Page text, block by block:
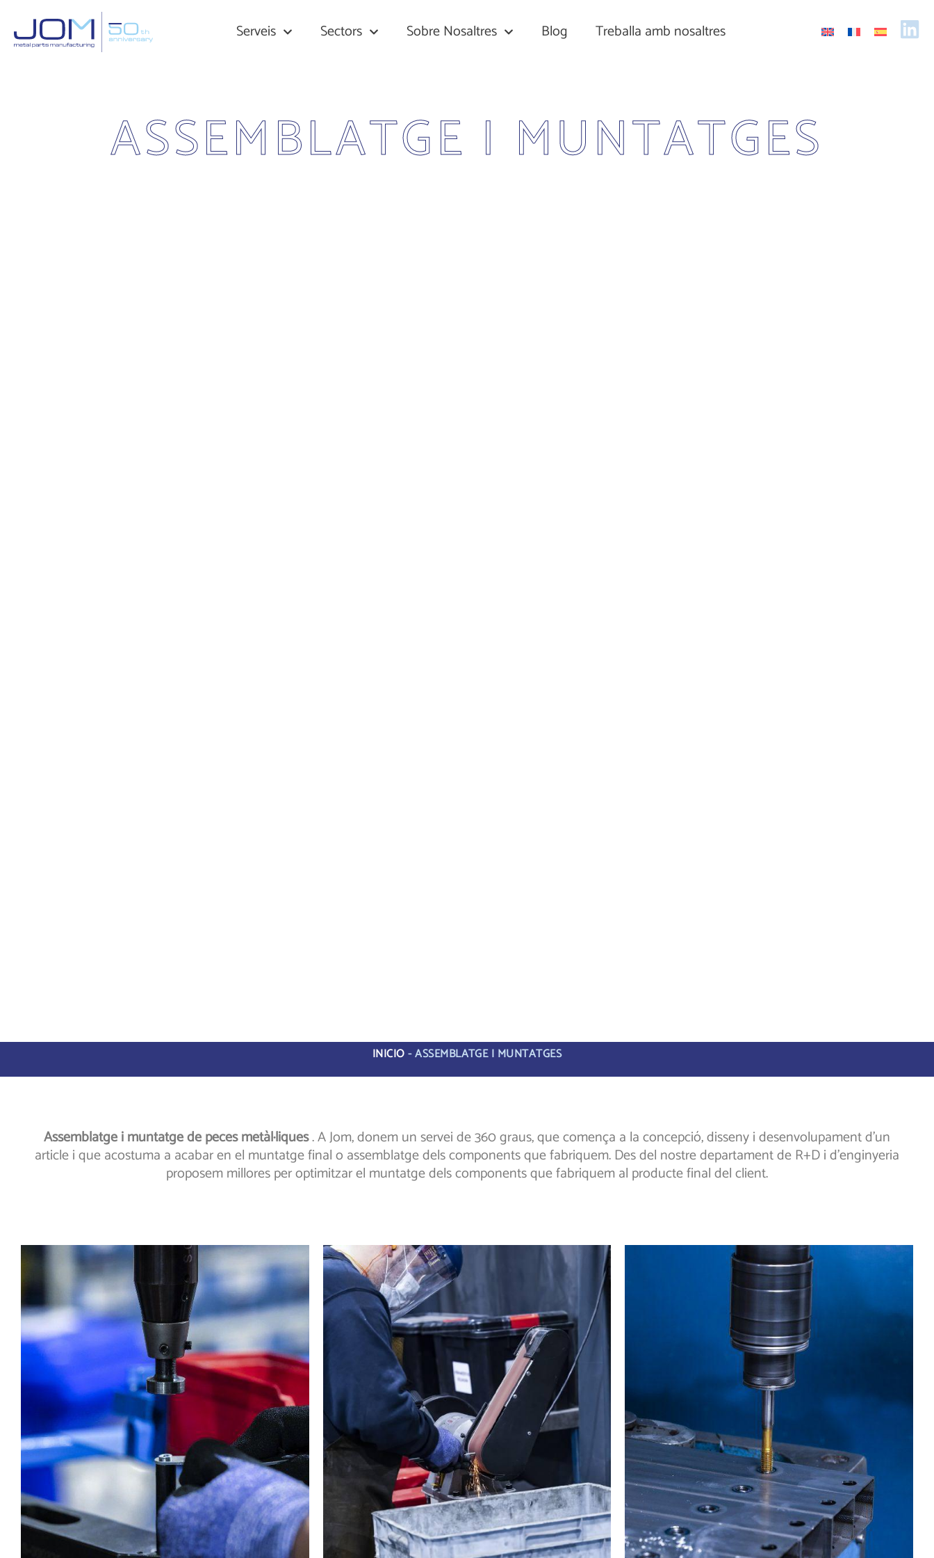
Serveis Sectors Sobre Nosaltres Blog Treballa amb nosaltres
ASSEMBLATGE I MUNTATGES
INICIO-ASSEMBLATGE I MUNTATGES
Assemblatge i muntatge de peces metàl·liques. A Jom, donem un servei de 360 ​​graus, que comença a la concepció, disseny i desenvolupament d’un
article i que acostuma a acabar en el muntatge final o assemblatge dels components que fabriquem. Des del nostre departament de R+D i d’enginyeria
proposem millores per optimitzar el muntatge dels components que fabriquem al producte final del client.